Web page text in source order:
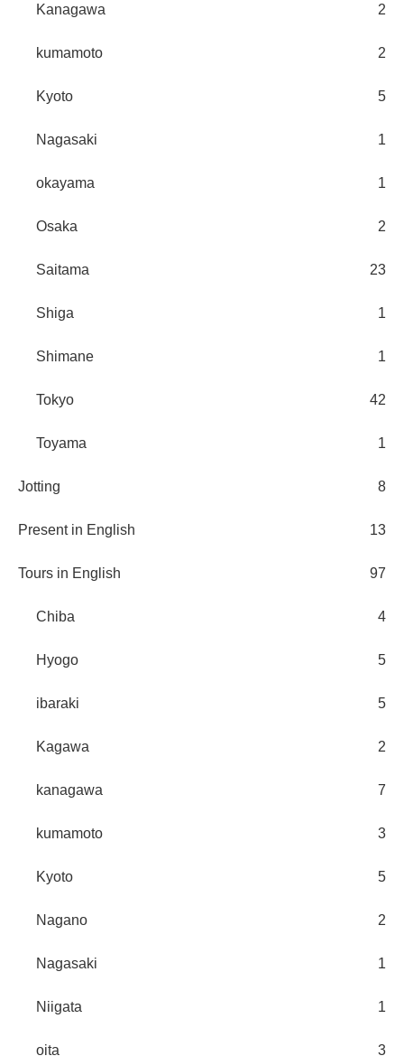
Kanagawa 2
kumamoto 2
Kyoto 5
Nagasaki 1
okayama 1
Osaka 2
Saitama 23
Shiga 1
Shimane 1
Tokyo 42
Toyama 1
Jotting 8
Present in English 13
Tours in English 97
Chiba 4
Hyogo 5
ibaraki 5
Kagawa 2
kanagawa 7
kumamoto 3
Kyoto 5
Nagano 2
Nagasaki 1
Niigata 1
oita 3